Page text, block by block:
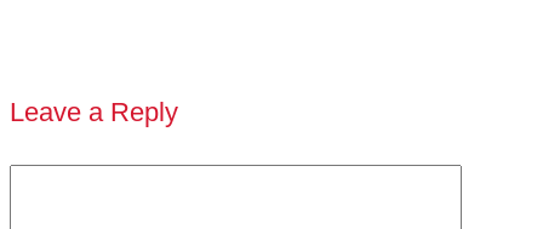
Leave a Reply